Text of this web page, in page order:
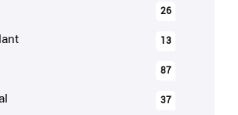
26
13
87
37